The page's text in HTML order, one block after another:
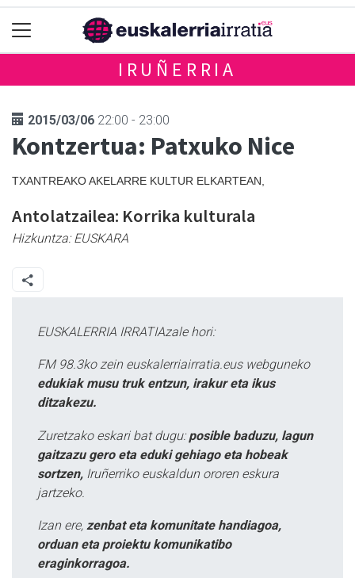
IRUÑERRIA
2015/03/06 22:00 - 23:00
Kontzertua: Patxuko Nice
TXANTREAKO AKELARRE KULTUR ELKARTEAN,
Antolatzailea: Korrika kulturala
Hizkuntza:EUSKARA
EUSKALERRIA IRRATIAzale hori:
FM 98.3ko zein euskalerriairratia.eus webguneko
edukiak musu truk entzun, irakur eta ikus
ditzakezu.
Zuretzako eskari bat dugu: posible baduzu, lagun
gaitzazu gero eta eduki gehiago eta hobeak
sortzen, Iruñerriko euskaldun ororen eskura
jartzeko.
Izan ere, zenbat eta komunitate handiagoa,
orduan eta proiektu komunikatibo
eraginkorragoa.